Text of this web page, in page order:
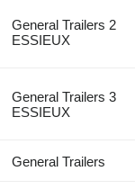
General Trailers 2
ESSIEUX
General Trailers 3
ESSIEUX
General Trailers